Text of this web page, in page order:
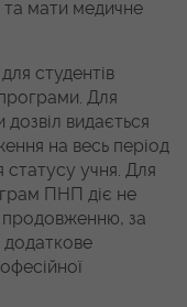
мати медичне
студентів
програми. Для
дозвіл видається
на весь період
учня. Для
ПНП діє не
продовженню, за
додаткове